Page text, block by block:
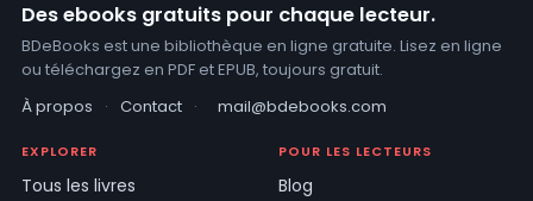
Des ebooks gratuits pour chaque lecteur.
BDeBooks est une bibliothèque en ligne gratuite. Lisez en ligne
ou téléchargez en PDF et EPUB, toujours gratuit.
À propos
· Contact · mail@bdebooks.com
EXPLORER
Tous les livres
POUR LES LECTEURS
Blog